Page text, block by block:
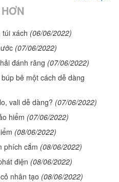
xách (06/06/2022)
(07/06/2022)
đánh răng (07/06/2022)
bê một cách dễ dàng
vali dễ dàng? (07/06/2022)
hiểm (07/06/2022)
(08/06/2022)
phích cắm (08/06/2022)
điện (08/06/2022)
nhân tạo (08/06/2022)